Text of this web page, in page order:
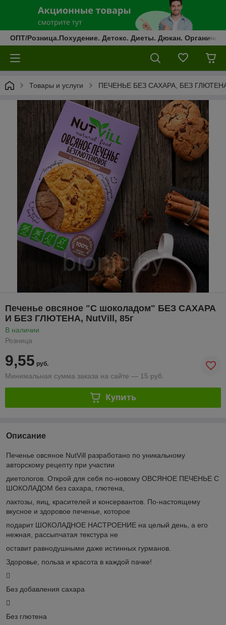
ОПТ/Розница.Похудение. Детокс. Диеты. Дюкан.
Товары и услуги ПЕЧЕНЬЕ БЕЗ САХАРА, БЕЗ
Печенье овсяное "С шоколадом" БЕЗ САХАРА
И БЕЗ ГЛЮТЕНА, NutVill, 85г
В наличии
Розница
9,55 руб.
Минимальная сумма заказа на сайте — 15 руб.
Купить
Описание
Печенье овсяное NutVill разработано по уникальному
авторскому рецепту при участии
диетологов. Открой для себя по-новому ОВСЯНОЕ ПЕЧЕНЬЕ С
ШОКОЛАДОМ без сахара, глютена,
лактозы, яиц, красителей и консервантов. По-настоящему
вкусное и здоровое печенье, которое
подарит ШОКОЛАДНОЕ НАСТРОЕНИЕ на целый день, а его
нежная, рассыпчатая текстура не
оставит равнодушными даже истинных гурманов.
Здоровье, польза и красота в каждой пачке!

Без добавления сахара

Без глютена